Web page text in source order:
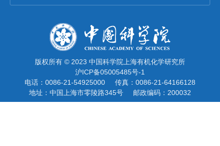
版权所有 © 2023 中国科学院上海有机化学研究所
沪ICP备05005485号-1
电话：0086-21-54925000
传真：0086-21-64166128
地址：中国上海市零陵路345号
邮政编码：200032